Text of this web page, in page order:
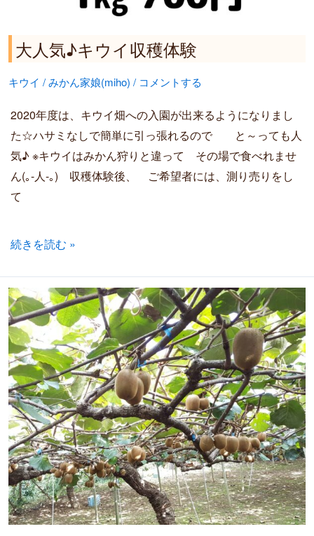
大人気♪キウイ収穫体験
キウイ /みかん家娘(miho) / コメントする
2020年度は、キウイ畑への入園が出来るようになりまし
た☆ハサミなしで簡単に引っ張れるので と～っても人
気♪ ※キウイはみかん狩りと違って その場で食べれませ
ん(｡-人-｡) 収穫体験後、 ご希望者には、測り売りをし
て
続きを読む »
2020.11
キ
ウ
イ
収
穫